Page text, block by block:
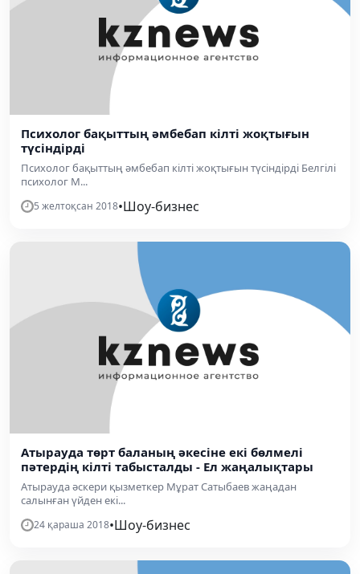
​Психолог бақыттың әмбебап кілті жоқтығын
түсіндірді
​Психолог бақыттың әмбебап кілті жоқтығын түсіндірді Белгілі
психолог М...
5 желтоқсан 2018•Шоу-бизнес
Атырауда төрт баланың әкесіне екі бөлмелі
пәтердің кілті табысталды - Ел жаңалықтары
Атырауда әскери қызметкер Мұрат Сатыбаев жаңадан
салынған үйден екі...
24 қараша 2018•Шоу-бизнес